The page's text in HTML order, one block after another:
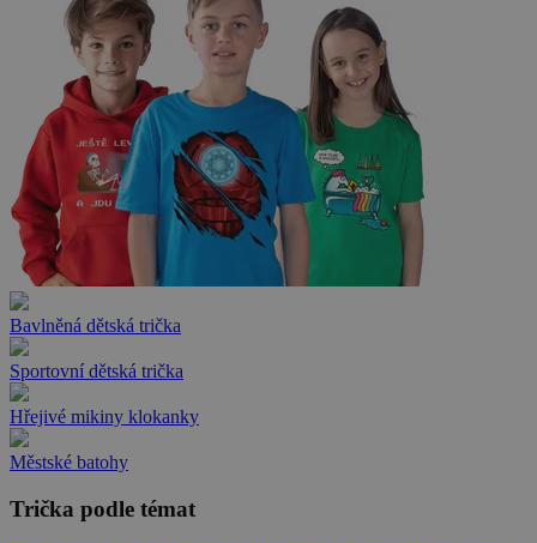
Bavlněná dětská trička
Sportovní dětská trička
Hřejivé mikiny klokanky
Městské batohy
Trička podle témat